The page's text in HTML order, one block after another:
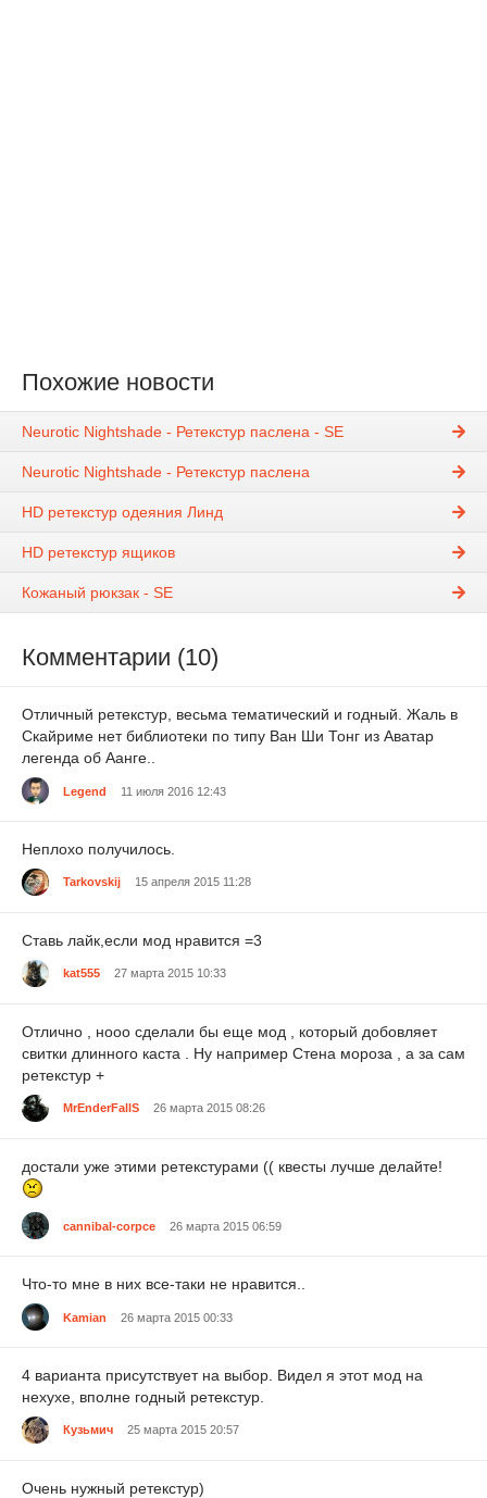
Похожие новости
Neurotic Nightshade - Ретекстур паслена - SE
Neurotic Nightshade - Ретекстур паслена
HD ретекстур одеяния Линд
HD ретекстур ящиков
Кожаный рюкзак - SE
Комментарии (10)
Отличный ретекстур, весьма тематический и годный. Жаль в
Скайриме нет библиотеки по типу Ван Ши Тонг из Аватар
легенда об Аанге..
Legend 11 июля 2016 12:43
Неплохо получилось.
Tarkovskij 15 апреля 2015 11:28
Ставь лайк,если мод нравится =3
kat555 27 марта 2015 10:33
Отлично , нооо сделали бы еще мод , который добовляет
свитки длинного каста . Ну например Стена мороза , а за сам
ретекстур +
MrEnderFallS 26 марта 2015 08:26
достали уже этими ретекстурами (( квесты лучше делайте!
cannibal-corpce 26 марта 2015 06:59
Что-то мне в них все-таки не нравится..
Kamian 26 марта 2015 00:33
4 варианта присутствует на выбор. Видел я этот мод на
нехухе, вполне годный ретекстур.
Кузьмич 25 марта 2015 20:57
Очень нужный ретекстур)